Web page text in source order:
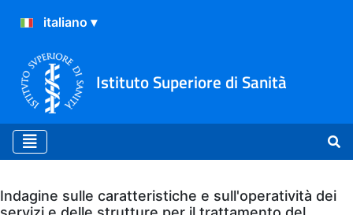
Istituto Superiore di Sanità
Archivio
Indagine sulle caratteristiche e sull'operatività dei